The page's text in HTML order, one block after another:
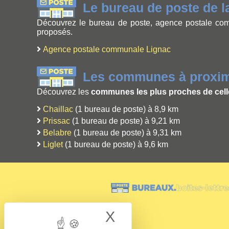
Le bureau de poste de
Découvrez le bureau de poste, agence postale
proposés.
Agence postale communale Lignac
Les communes à
Découvrez les communes les plus proches de
Chaillac (1 bureau de poste) à 8,9 km
Prissac (1 bureau de poste) à 9,21 km
Belabre (1 bureau de poste) à 9,31 km
Liglet(1 bureau de poste) à 9,6 km
X